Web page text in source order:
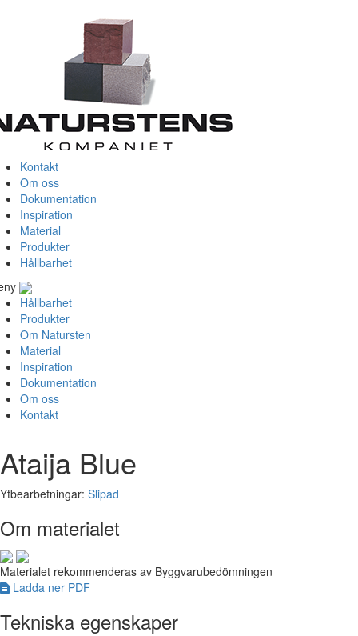
Kontakt
Om oss
Dokumentation
Inspiration
Material
Produkter
Hållbarhet
Hållbarhet
Produkter
Om Natursten
Material
Inspiration
Dokumentation
Om oss
Kontakt
Ataija Blue
Ytbearbetningar: Slipad
Om materialet
Materialet rekommenderas av Byggvarubedömningen
Ladda ner PDF
Tekniska egenskaper